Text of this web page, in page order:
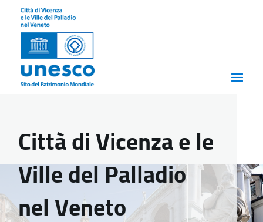
Città di Vicenza e le
Ville del Palladio
nel Veneto